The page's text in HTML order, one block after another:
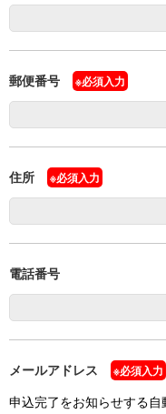
郵便番号 ※必須入力
住所 ※必須入力
電話番号
メールアドレス ※必須入力
申込完了をお知らせする